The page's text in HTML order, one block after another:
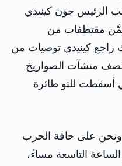
الرئيس جون كينيدي
كوبا عام 1962، وضمَّن مقتطفات من
راجع كينيدي توصيات من
منشآت الصواريخ
أسقطت للتو طائرة
ونحن على حافة الحرب
التاسعة مساءً،